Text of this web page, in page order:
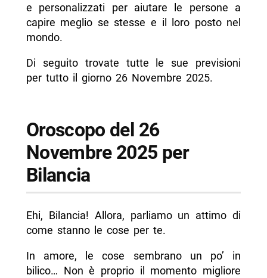
e personalizzati per aiutare le persone a
capire meglio se stesse e il loro posto nel
mondo.
Di seguito trovate tutte le sue previsioni
per tutto il giorno 26 Novembre 2025.
Oroscopo del 26
Novembre 2025 per
Bilancia
Ehi, Bilancia! Allora, parliamo un attimo di
come stanno le cose per te.
In amore, le cose sembrano un po’ in
bilico… Non è proprio il momento migliore